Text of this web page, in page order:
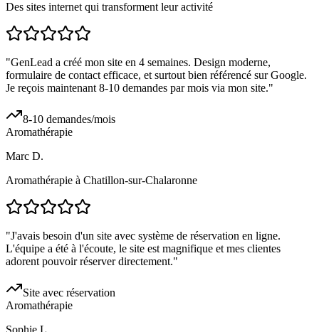
Des sites internet qui transforment leur activité
"GenLead a créé mon site en 4 semaines. Design moderne,
formulaire de contact efficace, et surtout bien référencé sur Google.
Je reçois maintenant 8-10 demandes par mois via mon site."
8-10 demandes/mois
Aromathérapie
Marc D.
Aromathérapie à Chatillon-sur-Chalaronne
"J'avais besoin d'un site avec système de réservation en ligne.
L'équipe a été à l'écoute, le site est magnifique et mes clientes
adorent pouvoir réserver directement."
Site avec réservation
Aromathérapie